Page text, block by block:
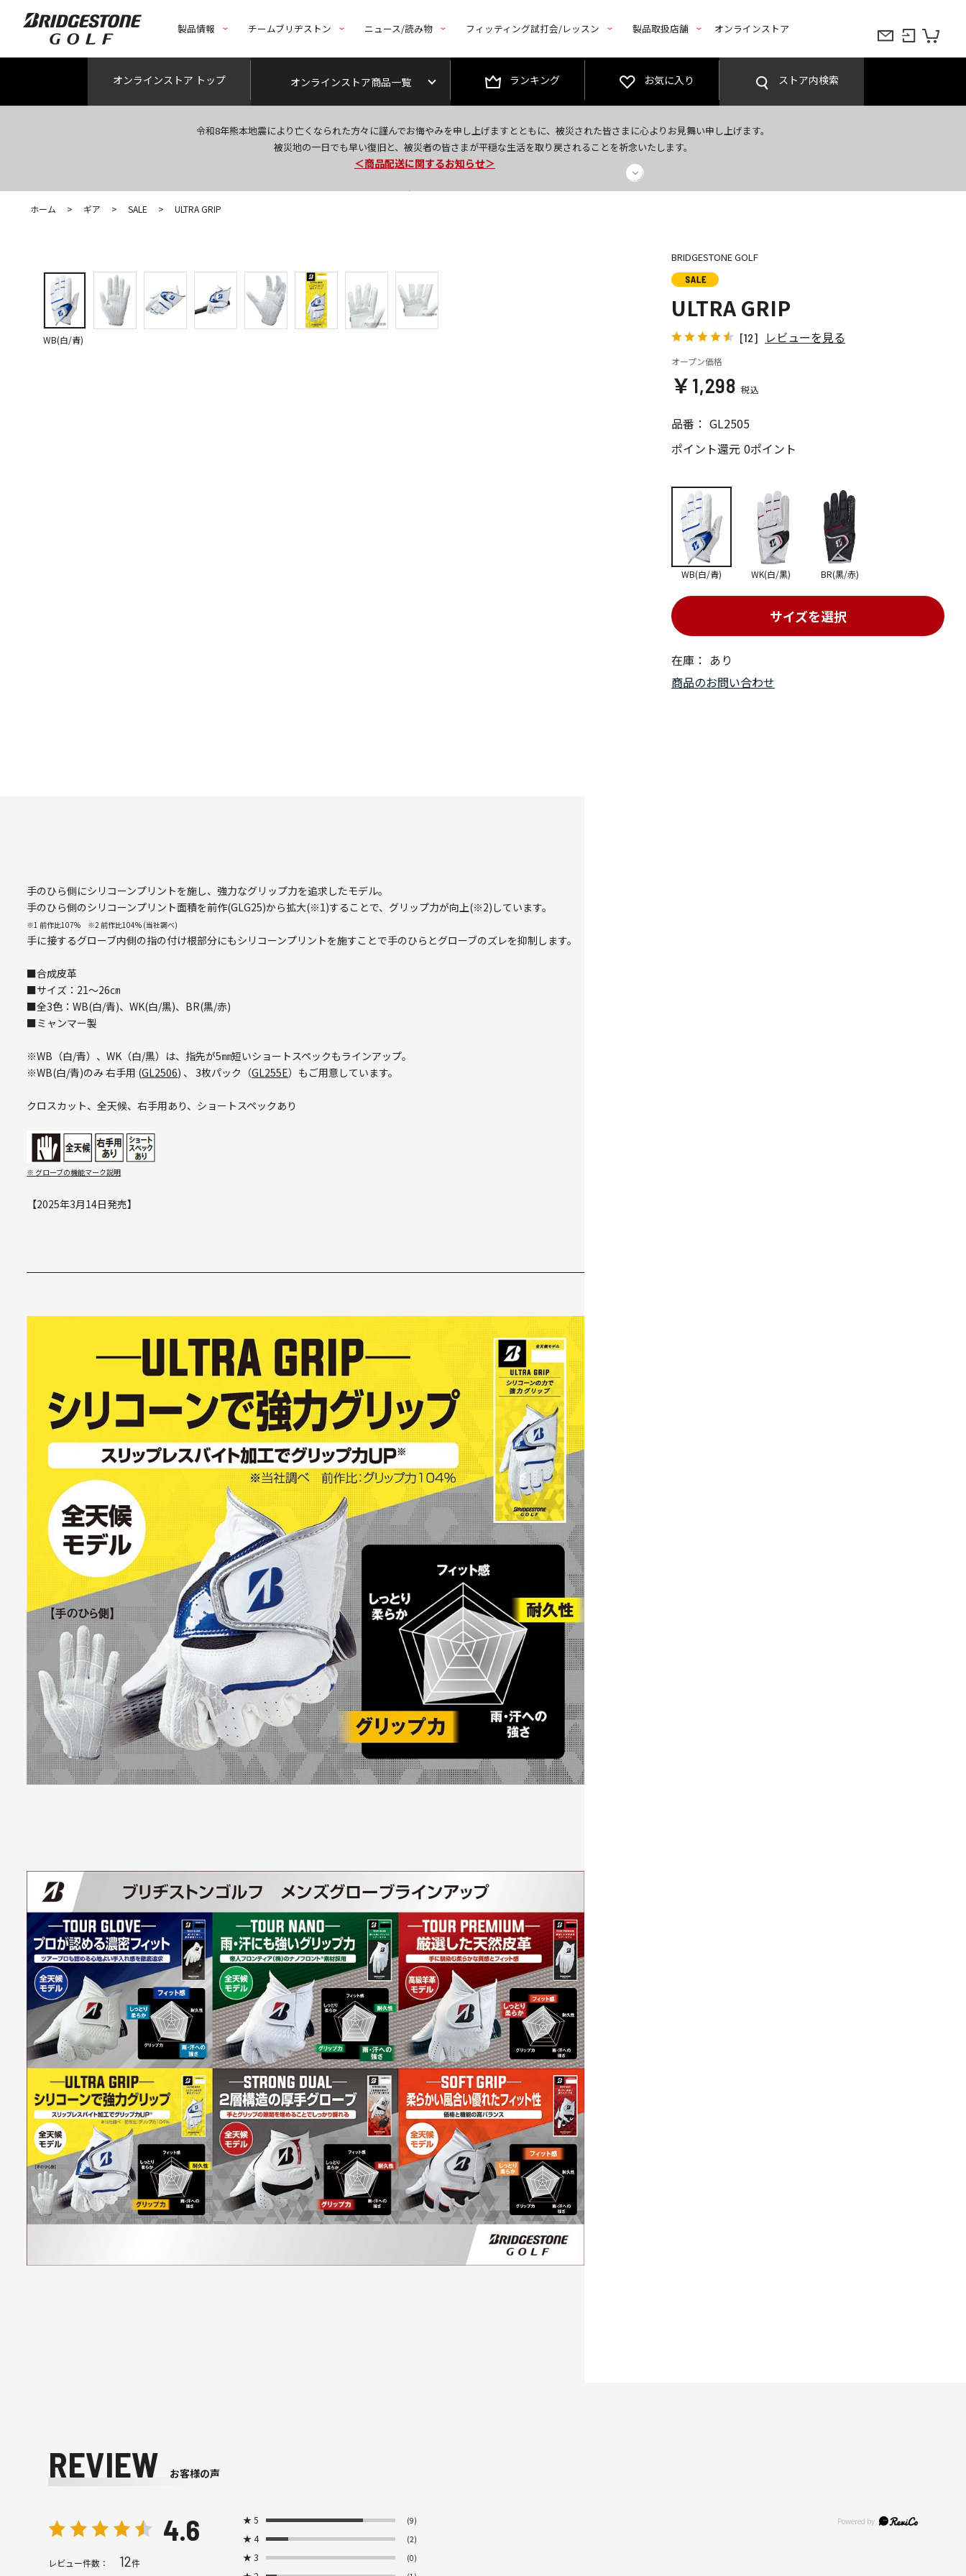
製品情報 チームブリヂストン ニュース/読み物 フィッティング試打会/レッスン 製品取扱店舗 オンラインストア
オンラインストア トップ オンラインストア商品一覧 ランキング お気に入り ストア内検索
令和8年熊本地震により亡くなられた方々に謹んでお悔やみを申し上げますとともに、被災された皆さまに心よりお見舞い申し上げます。
被災地の一日でも早い復旧と、被災者の皆さまが平穏な生活を取り戻されることを祈念いたします。
今なら新規会員登録で1,000円OFFクーポンプレゼント！
＜商品配送に関するお知らせ＞
＜夏季休暇中のご注文・発送・お問い合わせ＞
ホーム > ギア > SALE > ULTRA GRIP
WB(白/青)
BRIDGESTONE GOLF
ULTRA GRIP
[12] レビューを見る
オープン価格
￥1,298
品番： GL2505
ポイント還元 0ポイント
在庫： あり
サイズを選択
WB(白/青) WK(白/黒) BR(黒/赤)
商品のお問い合わせ
手のひら側にシリコーンプリントを施し、強力なグリップ力を追求したモデル。
手のひら側のシリコーンプリント面積を前作(GLG25)から拡大(※1)することで、グリップ力が向上(※2)しています。
※1 前作比107% ※2 前作比104% (当社調べ)
手に接するグローブ内側の指の付け根部分にもシリコーンプリントを施すことで手のひらとグローブのズレを抑制します。
■合成皮革
■サイズ：21～26㎝
■全3色：WB(白/青)、WK(白/黒)、BR(黒/赤)
■ミャンマー製
※WB（白/青）、WK（白/黒）は、指先が5㎜短いショートスペックもラインアップ。
※WB(白/青)のみ 右手用 (GL2506) 、 3枚パック（GL255E）もご用意しています。
クロスカット、全天候、右手用あり、ショートスペックあり
※ グローブの機能マーク説明
【2025年3月14日発売】
REVIEW お客様の声
4.6
レビュー件数： 12件
★5 (9)
★4 (2)
★3 (0)